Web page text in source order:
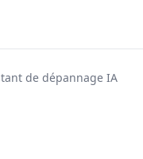
de dépannage IA